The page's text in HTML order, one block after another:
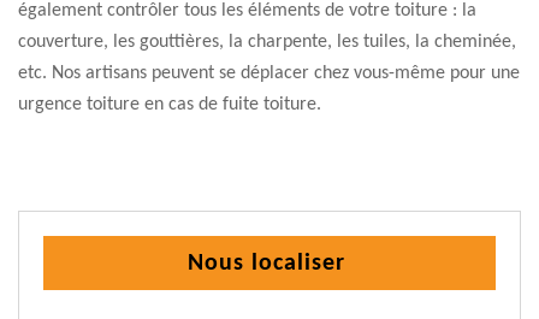
également contrôler tous les éléments de votre toiture : la
couverture, les gouttières, la charpente, les tuiles, la cheminée,
etc. Nos artisans peuvent se déplacer chez vous-même pour une
urgence toiture en cas de fuite toiture.
Nous localiser